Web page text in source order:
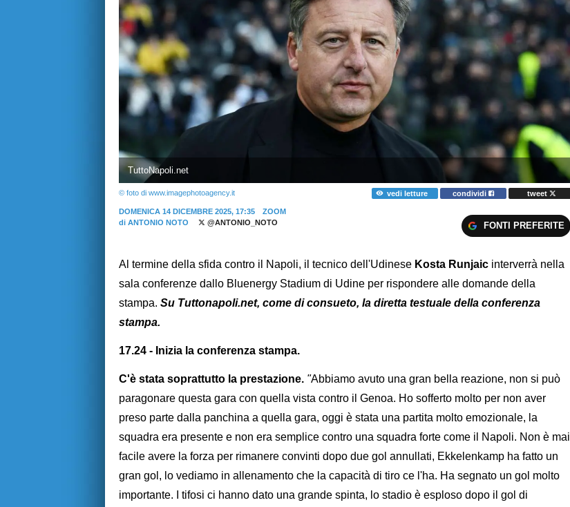
TuttoNapoli.net
© foto di www.imagephotoagency.it vedi letture condividi tweet
DOMENICA 14 DICEMBRE 2025, 17:35
ZOOM
di ANTONIO NOTO @ANTONIO_NOTO FONTI PREFERITE
Al termine della sfida contro il Napoli, il tecnico dell'Udinese Kosta Runjaic interverrà nella
sala conferenze dallo Bluenergy Stadium di Udine per rispondere alle domande della
stampa. Su Tuttonapoli.net, come di consueto, la diretta testuale della conferenza
stampa.
17.24 - Inizia la conferenza stampa.
C'è stata soprattutto la prestazione. "Abbiamo avuto una gran bella reazione, non si può
paragonare questa gara con quella vista contro il Genoa. Ho sofferto molto per non aver
preso parte dalla panchina a quella gara, oggi è stata una partita molto emozionale, la
squadra era presente e non era semplice contro una squadra forte come il Napoli. Non è mai
facile avere la forza per rimanere convinti dopo due gol annullati, Ekkelenkamp ha fatto un
gran gol, lo vediamo in allenamento che la capacità di tiro ce l'ha. Ha segnato un gol molto
importante. I tifosi ci hanno dato una grande spinta, lo stadio è esploso dopo il gol di